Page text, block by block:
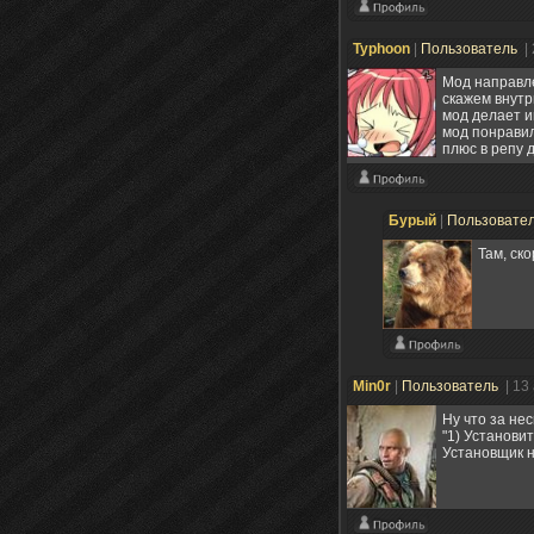
Typhoon Пользователь
Мод
скажем
мод делает
мод
плюс в репу
Бурый
Там,
Min0r Пользователь
|
Ну что за
"1)
Установщик